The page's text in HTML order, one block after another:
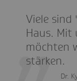
Viele sind
Haus. Mit
möchten
stärken.
Dr.